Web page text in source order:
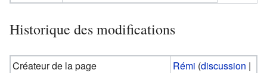
Historique des modifications
Créateur de la page Rémi (discussion |